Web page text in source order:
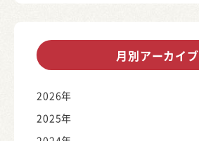
月別アーカイブ
2026年
2025年